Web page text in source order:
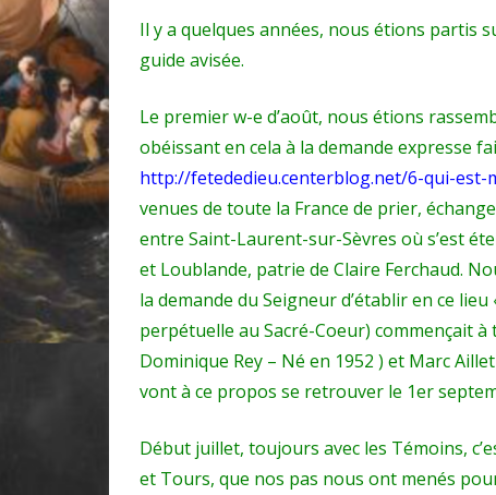
Il y a quelques années, nous étions partis
guide avisée.
Le premier w-e d’août, nous étions
obéissant en cela à la demande expresse
http://fetededieu.centerblog.net/6-qui-est-
venues de toute la France de prier,
entre Saint-Laurent-sur-Sèvres où s’est
et Loublande, patrie de Claire Ferchaud.
la demande du Seigneur d’établir en ce
perpétuelle au Sacré-Coeur) commençait
Dominique Rey – Né en 1952 ) et Marc
vont à ce propos se retrouver le 1er
Début juillet, toujours avec les Témoins,
et Tours, que nos pas nous ont menés